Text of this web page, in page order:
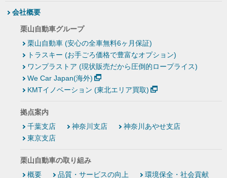
会社概要
栗山自動車グループ
栗山自動車 (安心の全車無料6ヶ月保証)
トラスキー (お手ごろ価格で豊富なオプション)
ワンプラストア (現状販売だから圧倒的ロープライス)
We Car Japan(海外)
KMTイノベーション (東北エリア買取)
拠点案内
千葉支店
神奈川支店
神奈川あやせ支店
東京支店
栗山自動車の取り組み
概要
品質・サービスの向上 環境保全・社会貢献